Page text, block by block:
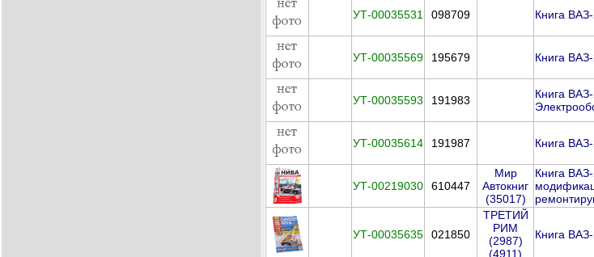
УТ-00035531 098709 Книга
УТ-00035569 195679 Книга
УТ-00035593 191983
Книга
УТ-00035614 191987 Книга
УТ-00219030 610447
Мир
Автокниг
(35017)
Книга
УТ-00035635 021850
ТРЕТИЙ
РИМ
(2987)
(4911)
Книга